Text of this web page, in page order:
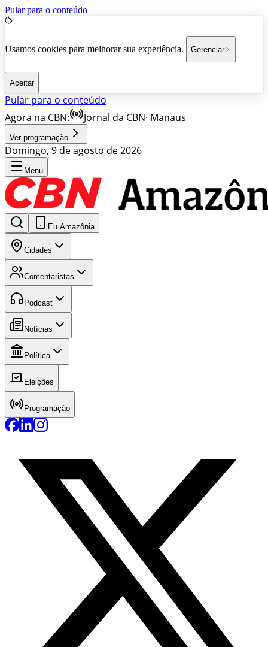
Pular para o conteúdo
Usamos cookies para melhorar sua experiência. Gerenciar
Aceitar
Pular para o conteúdo
Agora na CBN:
Jornal da CBN· Manaus
Ver programação
Domingo, 9 de agosto de 2026
Menu
Eu Amazônia
Cidades
Comentaristas
Podcast
Notícias
Política
Eleições
Programação